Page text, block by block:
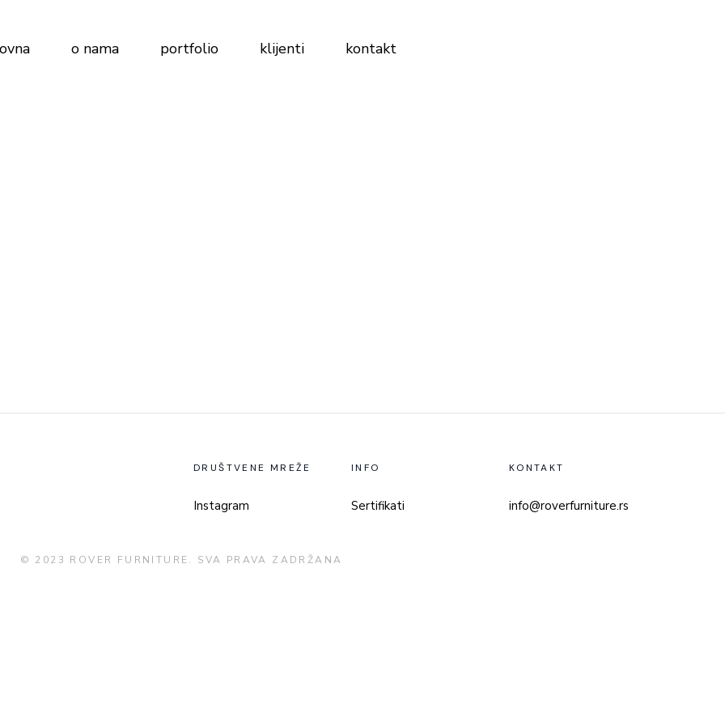
o nama portfolio klijenti kontakt
DRUŠTVENE MREŽE
Instagram
INFO
Sertifikati
KONTAKT
info@roverfurniture.rs
© 2023 ROVER FURNITURE. SVA PRAVA ZADRŽANA